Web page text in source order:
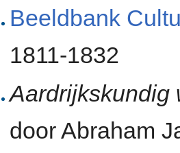
Beeldbank
1811-1832
Aardrijkskundig
door Abraham